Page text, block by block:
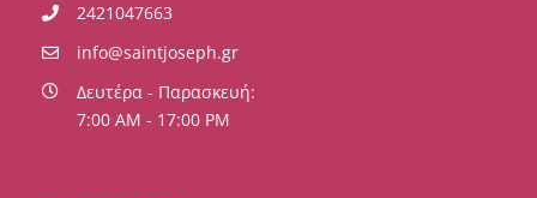
2421047663
info@saintjoseph.gr
Δευτέρα - Παρασκευή:
7:00 AM - 17:00 PM